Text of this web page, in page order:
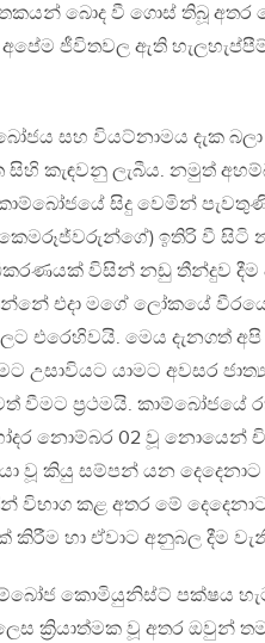
බොද වී ගොස් තිබූ අතර
ජීවිතවල ඇති
සහ වියට්නාමය දැක
සිහි කැඳවනු ලැබීය. නමුත්
සිදු වෙමින්
ඉතිරි වී සිටි
විසින් නඩු තීන්දුව දීම
එදා මගේ ලෝකයේ
එරෙහිවයි. මෙය දැනගත්
උසාවියට යාමට අවසර
වීමට ප්‍රථමයි.
නොම්බර 02 වූ නොයෙන් චියා
වූ කියු සම්පන් යන
කළ අතර මේ
කිරීම හා ඒවාට අනුබල දීම
කොමියුනිස්ට් පක්ෂය
ක්‍රියාත්මක වූ අතර ඔවුන්